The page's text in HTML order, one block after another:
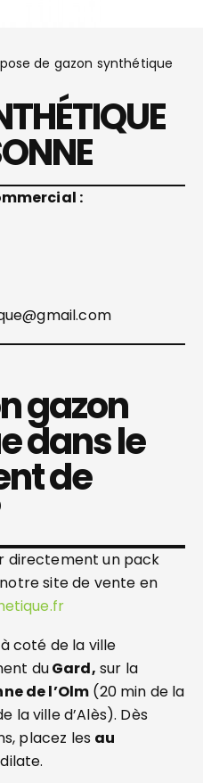
de gazon synthétique
:
gazon
dans le
de
directement un pack
site de vente en
coté de la ville
duGard, sur la
de l’Olm (20 min de la
la ville d’Alès). Dès
placez les au